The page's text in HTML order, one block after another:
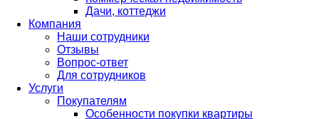
Дачи, коттеджи
Компания
Наши сотрудники
Отзывы
Вопрос-ответ
Для сотрудников
Услуги
Покупателям
Особенности покупки квартиры